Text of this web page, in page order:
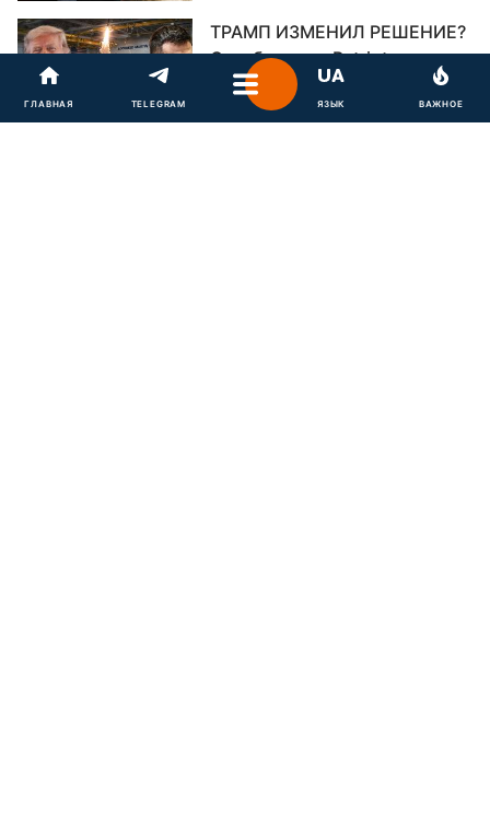
ТРАМП ИЗМЕНИЛ РЕШЕНИЕ?
Судьба ракет Patriot...
ГЛАВНАЯ TELEGRAM ЯЗЫК ВАЖНОЕ